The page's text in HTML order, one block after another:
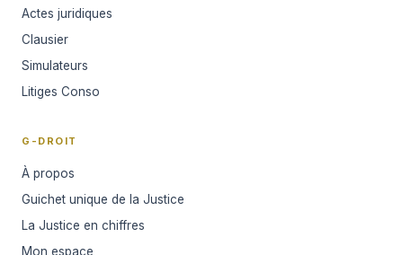
Actes juridiques
Clausier
Simulateurs
Litiges Conso
G-DROIT
À propos
Guichet unique de la Justice
La Justice en chiffres
Mon espace